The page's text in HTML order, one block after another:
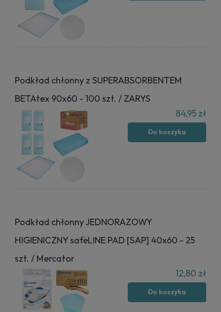
Podkład chłonny z SUPERABSORBENTEM
BETAtex 90x60 - 100 szt. / ZARYS
84,95 zł
Do koszyka
Podkład chłonny JEDNORAZOWY
HIGIENICZNY safeLINE PAD [SAP] 40x60 - 25
szt. / Mercator
12,80 zł
Do koszyka